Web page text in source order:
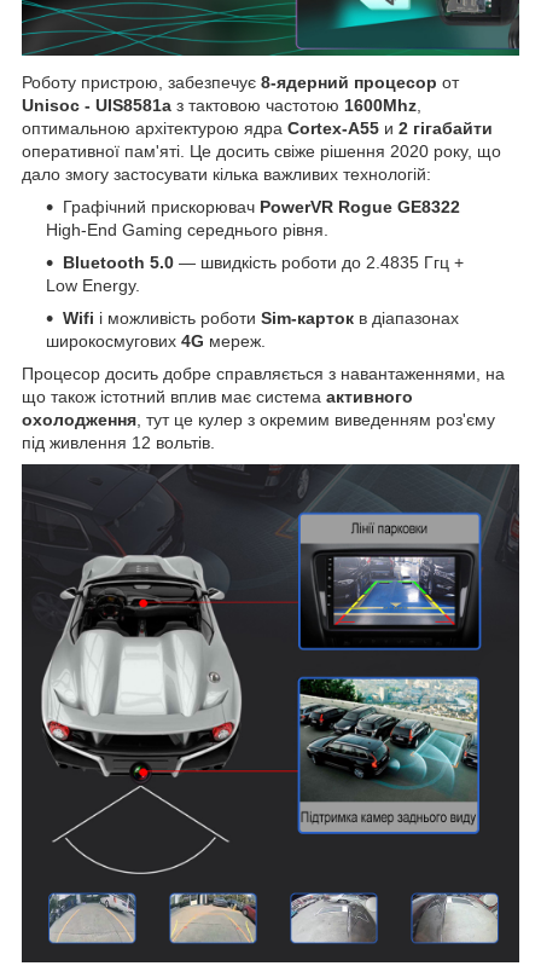
Роботу пристрою, забезпечує 8-ядерний процесор от
Unisoc - UIS8581a з тактовою частотою 1600Mhz,
оптимальною архітектурою ядра Cortex-A55 и 2 гігабайти
оперативної пам'яті. Це досить свіже рішення 2020 року, що
дало змогу застосувати кілька важливих технологій:
Графічний прискорювач PowerVR Rogue GE8322
High-End Gaming середнього рівня.
Bluetooth 5.0 — швидкість роботи до 2.4835 Ггц +
Low Energy.
Wifi і можливість роботи Sim-карток в діапазонах
широкосмугових 4G мереж.
Процесор досить добре справляється з навантаженнями, на
що також істотний вплив має система активного
охолодження, тут це кулер з окремим виведенням роз'єму
під живлення 12 вольтів.